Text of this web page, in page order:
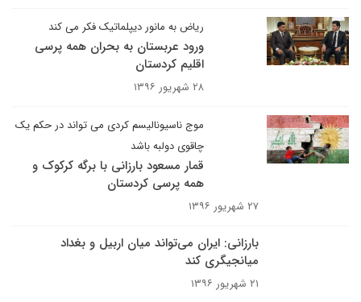
ریاض به مانور دیپلماتیک فکر می کند
ورود عربستان به بحران همه پرسی
اقلیم کردستان
۲۸ شهریور ۱۳۹۶
موج ناسیونالیسم کردی می تواند در حکم یک
چاقوی دولبه باشد
قمار مسعود بارزانی با برگه کرکوک و
همه پرسی کردستان
۲۷ شهریور ۱۳۹۶
بارزانی: ایران می‌تواند میان اربیل و بغداد
میانجیگری کند
۲۱ شهریور ۱۳۹۶